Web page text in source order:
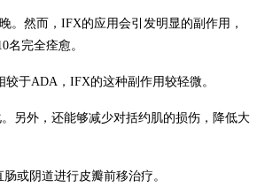
。然而， IFX的应用会引发明显的副作用，
名完全痊愈。
较于ADA ， IFX的这种副作用较轻微。
另外，还能够减少对括约肌的损伤，降低大
或阴道进行皮瓣前移治疗。